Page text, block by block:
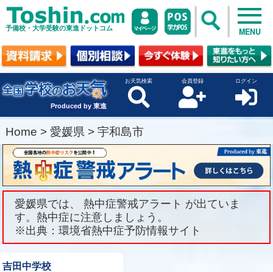
予備校・大学受験の東進ドットコム MENU
Produced by 東進
お天気検索 会員登録 ログイン
Home > 愛媛県 > 宇和島市
愛媛県では、 熱中症警戒アラート が出ていま
す。熱中症に注意しましょう。
※出典：環境省熱中症予防情報サイト
吉田中学校